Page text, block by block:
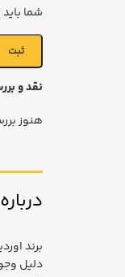
نقد و
هنوز
شما
دلیل